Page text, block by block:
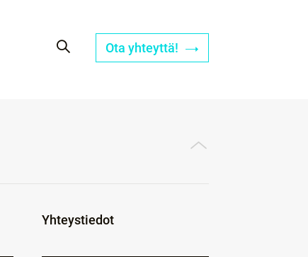
Ota yhteyttä!
Yhteystiedot